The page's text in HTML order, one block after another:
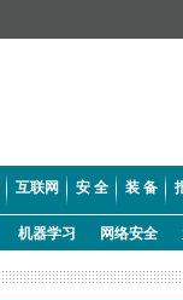
互联网 安 全 装 备
机器学习 网络安全